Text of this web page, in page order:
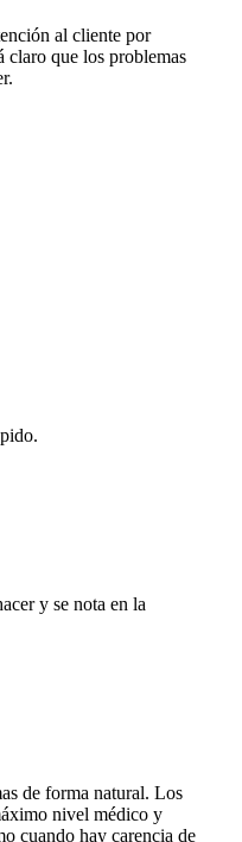
al cliente por
claro que los problemas
y se nota en la
de forma natural. Los
nivel médico y
cuando hay carencia de